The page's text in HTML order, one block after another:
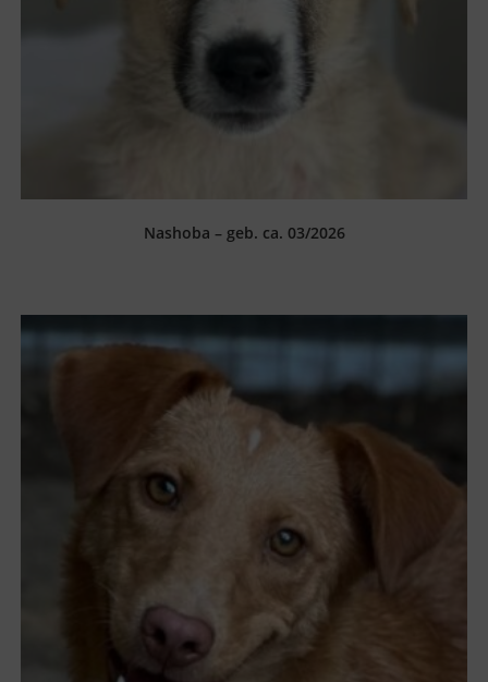
Nashoba – geb. ca. 03/2026